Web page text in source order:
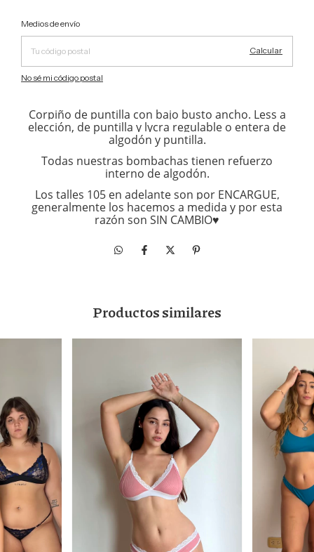
Entregas para el CP:
Medios de envío
Calcular
No sé mi código postal
Corpiño de puntilla con bajo busto ancho. Less a
elección, de puntilla y lycra regulable o entera de
algodón y puntilla.
Todas nuestras bombachas tienen refuerzo
interno de algodón.
Los talles 105 en adelante son por ENCARGUE,
generalmente los hacemos a medida y por esta
razón son SIN CAMBIO♥
Productos similares